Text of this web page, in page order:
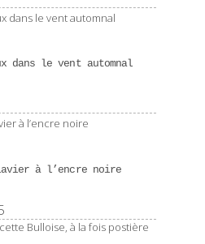
dans le vent automnal
à l’encre noire